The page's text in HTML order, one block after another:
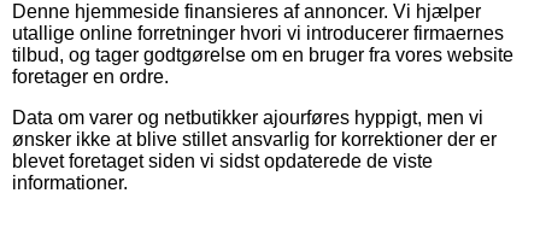
Denne hjemmeside finansieres af annoncer. Vi hjælper
utallige online forretninger hvori vi introducerer firmaernes
tilbud, og tager godtgørelse om en bruger fra vores website
foretager en ordre.
Data om varer og netbutikker ajourføres hyppigt, men vi
ønsker ikke at blive stillet ansvarlig for korrektioner der er
blevet foretaget siden vi sidst opdaterede de viste
informationer.